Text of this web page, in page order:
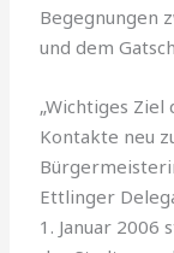
Begegnungen
und dem
„Wichtiges Ziel
Kontakte neu
Ettlinger
1. Januar 2006